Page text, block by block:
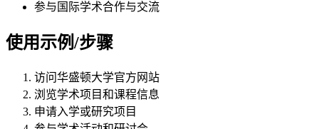
参与国际学术合作与交流
使用示例/步骤
访问华盛顿大学官方网站
浏览学术项目和课程信息
申请入学或研究项目